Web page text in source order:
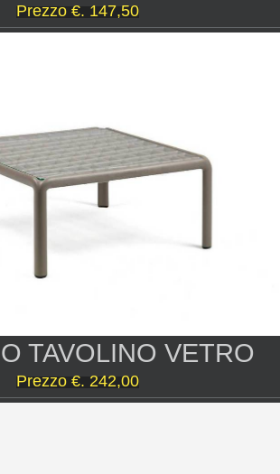
Prezzo €. 147,50
TAVOLINO VETRO
Prezzo €. 242,00